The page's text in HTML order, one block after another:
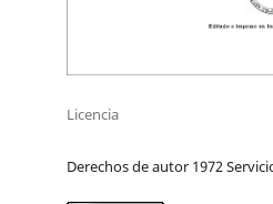
Licencia
Derechos de autor 1972